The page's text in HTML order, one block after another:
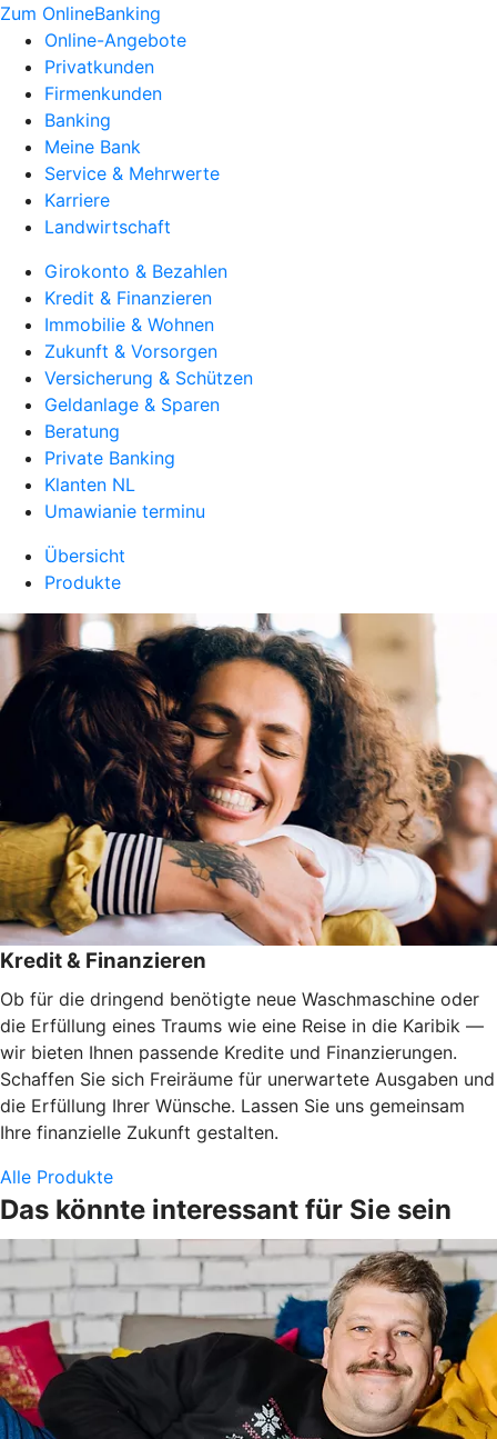
Zum OnlineBanking
Online-Angebote
Privatkunden
Firmenkunden
Banking
Meine Bank
Service & Mehrwerte
Karriere
Landwirtschaft
Girokonto & Bezahlen
Kredit & Finanzieren
Immobilie & Wohnen
Zukunft & Vorsorgen
Versicherung & Schützen
Geldanlage & Sparen
Beratung
Private Banking
Klanten NL
Umawianie terminu
Übersicht
Produkte
Kredit & Finanzieren
Ob für die dringend benötigte neue Waschmaschine oder
die Erfüllung eines Traums wie eine Reise in die Karibik —
wir bieten Ihnen passende Kredite und Finanzierungen.
Schaffen Sie sich Freiräume für unerwartete Ausgaben und
die Erfüllung Ihrer Wünsche. Lassen Sie uns gemeinsam
Ihre finanzielle Zukunft gestalten.
Alle Produkte
Das könnte interessant für Sie sein